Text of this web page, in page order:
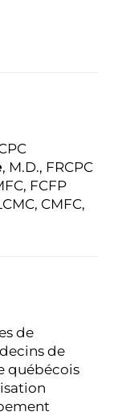
, M.D., FRCPC
FCFP
CMFC,
de
de
québécois